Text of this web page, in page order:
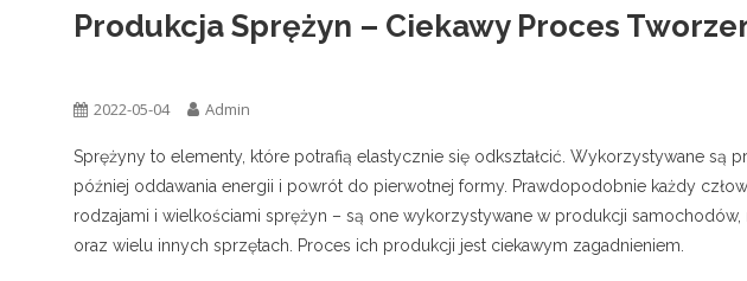
Produkcja Sprężyn – Ciekawy Proces
2022-05-04 Admin
Sprężyny to elementy, które potrafią elastycznie się odkształcić. Wykorzystywane są
później oddawania energii i powrót do pierwotnej formy. Prawdopodobnie każdy
rodzajami i wielkościami sprężyn – są one wykorzystywane w produkcji
oraz wielu innych sprzętach. Proces ich produkcji jest ciekawym zagadnieniem.